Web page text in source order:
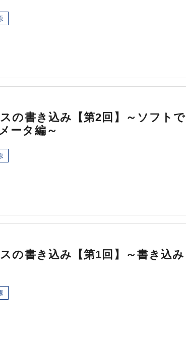
の書き込み【第2回】～ソフトで
ータ編～
の書き込み【第1回】～書き込み